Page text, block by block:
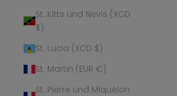
St. Kitts und Nevis (XCD
$)
St. Lucia (XCD $)
St. Martin (EUR €)
St. Pierre und Miquelon